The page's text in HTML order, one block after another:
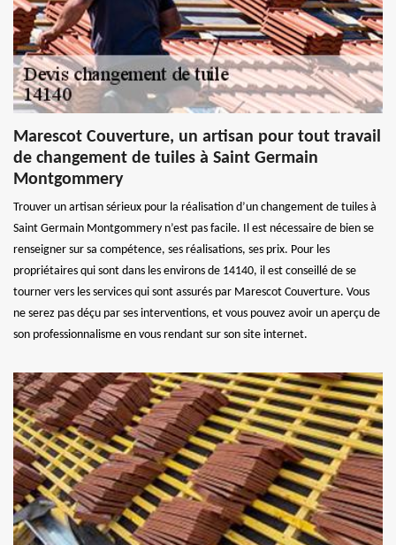
Marescot Couverture, un artisan pour tout travail
de changement de tuiles à Saint Germain
Montgommery
Trouver un artisan sérieux pour la réalisation d’un changement de tuiles à
Saint Germain Montgommery n’est pas facile. Il est nécessaire de bien se
renseigner sur sa compétence, ses réalisations, ses prix. Pour les
propriétaires qui sont dans les environs de 14140, il est conseillé de se
tourner vers les services qui sont assurés par Marescot Couverture. Vous
ne serez pas déçu par ses interventions, et vous pouvez avoir un aperçu de
son professionnalisme en vous rendant sur son site internet.